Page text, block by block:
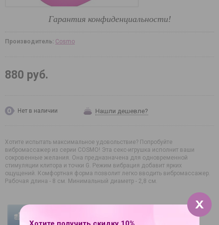
Гарантия конфиденциальности!
Производитель: Cosmo
880 руб.
Нет в наличии Нашли дешевле?
Хотите испытать максимальное удовольствие? Попробуйте
вибромассажер из серии COSMO! Эта секс-игрушка исполнит ваши
сокровенные желания. Она предназначена для одновременной
стимуляции клитора и точки G. Режим вибрация добавит ярких
ощущений. Комфортная форма позволит легко вводить вибромассажер.
Рабочая длина - 8 см. Минимальный диаметр - 2,8 см.